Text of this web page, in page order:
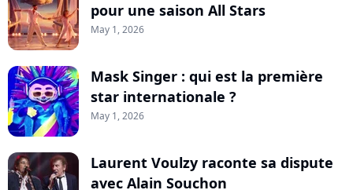
pour une saison All Stars
May 1, 2026
Mask Singer : qui est la première
star internationale ?
May 1, 2026
Laurent Voulzy raconte sa dispute
avec Alain Souchon